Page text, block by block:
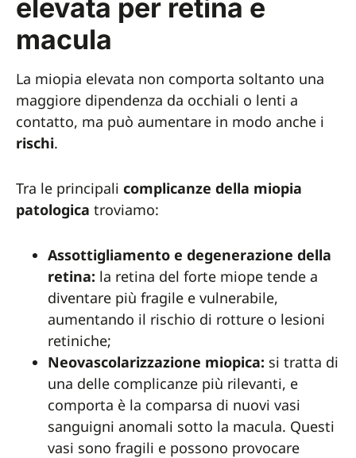
elevata per retina e
macula
La miopia elevata non comporta soltanto una
maggiore dipendenza da occhiali o lenti a
contatto, ma può aumentare in modo anche i
rischi.
Tra le principali complicanze della miopia
patologica troviamo:
Assottigliamento e degenerazione della
retina: la retina del forte miope tende a
diventare più fragile e vulnerabile,
aumentando il rischio di rotture o lesioni
retiniche;
Neovascolarizzazione miopica: si tratta di
una delle complicanze più rilevanti, e
comporta è la comparsa di nuovi vasi
sanguigni anomali sotto la macula. Questi
vasi sono fragili e possono provocare